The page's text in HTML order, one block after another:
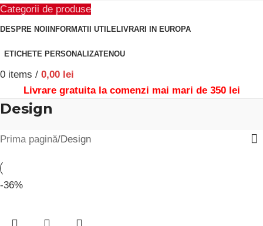
Categorii de produse
DESPRE NOI INFORMATII UTILELIVRARI IN EUROPA
ETICHETE PERSONALIZATENOU
0 items / 0,00 lei
Livrare gratuita la comenzi mai mari de 350 lei
Design
Prima pagină Design
-36%